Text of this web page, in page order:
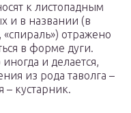
к листопадным
и в названии (в
«спираль») отражено
в форме дуги.
и делается,
из рода таволга –
– кустарник.